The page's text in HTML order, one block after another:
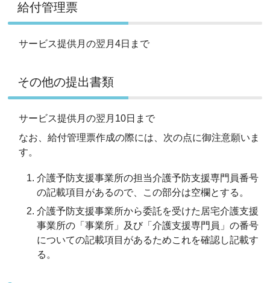
給付管理票
サービス提供月の翌月4日まで
その他の提出書類
サービス提供月の翌月10日まで
なお、給付管理票作成の際には、次の点に御注意願いま
す。
介護予防支援事業所の担当介護予防支援専門員番号
の記載項目があるので、この部分は空欄とする。
介護予防支援事業所から委託を受けた居宅介護支援
事業所の「事業所」及び「介護支援専門員」の番号
についての記載項目があるためこれを確認し記載す
る。